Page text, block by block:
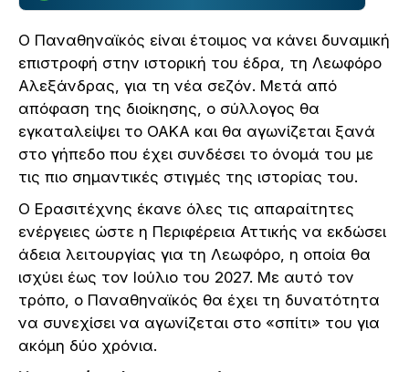
Ο Παναθηναϊκός είναι έτοιμος να κάνει δυναμική
επιστροφή στην ιστορική του έδρα, τη Λεωφόρο
Αλεξάνδρας, για τη νέα σεζόν. Μετά από
απόφαση της διοίκησης, ο σύλλογος θα
εγκαταλείψει το ΟΑΚΑ και θα αγωνίζεται ξανά
στο γήπεδο που έχει συνδέσει το όνομά του με
τις πιο σημαντικές στιγμές της ιστορίας του.
Ο Ερασιτέχνης έκανε όλες τις απαραίτητες
ενέργειες ώστε η Περιφέρεια Αττικής να εκδώσει
άδεια λειτουργίας για τη Λεωφόρο, η οποία θα
ισχύει έως τον Ιούλιο του 2027. Με αυτό τον
τρόπο, ο Παναθηναϊκός θα έχει τη δυνατότητα
να συνεχίσει να αγωνίζεται στο «σπίτι» του για
ακόμη δύο χρόνια.